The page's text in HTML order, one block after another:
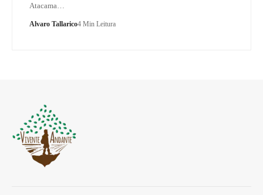
Atacama…
Alvaro Tallarico4 Min Leitura